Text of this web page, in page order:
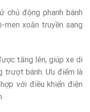
chủ động phanh bánh
xoắn truyền sang
tăng lên, giúp xe di
trượt bánh. Ưu điểm là
với điều khiển điện